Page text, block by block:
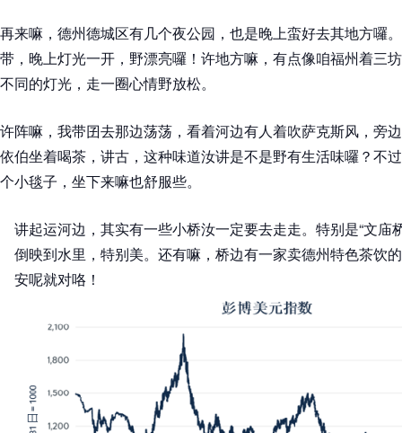
再来嘛，德州德城区有几个夜公园，也是晚上蛮好去其地方囉
带，晚上灯光一开，野漂亮囉！许地方嘛，有点像咱福州着三
不同的灯光，走一圈心情野放松。
许阵嘛，我带囝去那边荡荡，看着河边有人着吹萨克斯风，旁
依伯坐着喝茶，讲古，这种味道汝讲是不是野有生活味囉？不
个小毯子，坐下来嘛也舒服些。
讲起运河边，其实有一些小桥汝一定要去走走。特别是“文庙
倒映到水里，特别美。还有嘛，桥边有一家卖德州特色茶饮
安呢就对咯！